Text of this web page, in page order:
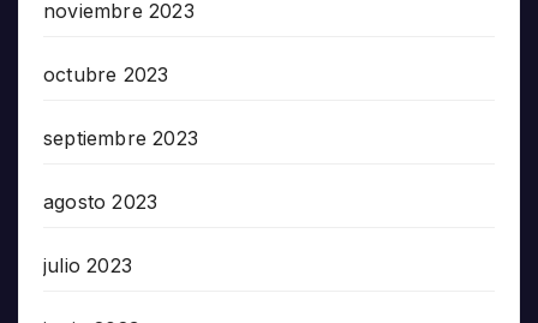
noviembre 2023
octubre 2023
septiembre 2023
agosto 2023
julio 2023